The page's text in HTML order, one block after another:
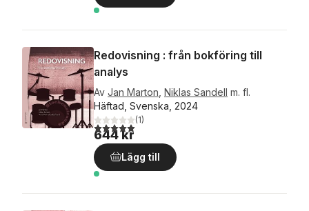
Redovisning : från bokföring till
analys
Av Jan Marton Niklas Sandell m. fl.
Häftad, Svenska, 2024
5,0utav 5 stjärnor. Totalt antal röster:
(1)
644 kr
Lägg till